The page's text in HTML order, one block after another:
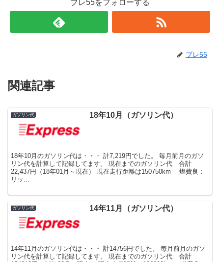
ブレ55をフォローする
ブレ55
関連記事
ガソリン代 18年10月（ガソリン代）
18年10月のガソリン代は・・・ 計7,219円でした。 毎月前月のガソ
リン代を計算して記録してます。 現在までのガソリン代 合計
22,437円（18年01月～現在） 現在走行距離は150750km 燃費良：
リッ...
ガソリン代 14年11月（ガソリン代）
14年11月のガソリン代は・・・ 計14756円でした。 毎月前月のガソ
リン代を計算して記録してます。 現在までのガソリン代 合計